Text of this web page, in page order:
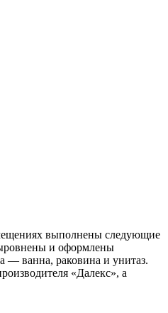
выполнены следующие
и оформлены
— ванна, раковина и унитаз.
«Далекс», а